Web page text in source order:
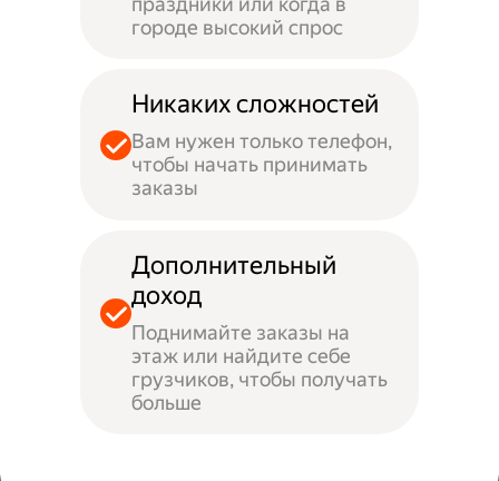
городе высокий спрос
Никаких сложностей
Вам нужен только телефон,
чтобы начать принимать
заказы
Дополнительный
доход
Поднимайте заказы на
этаж или найдите себе
грузчиков, чтобы получать
больше